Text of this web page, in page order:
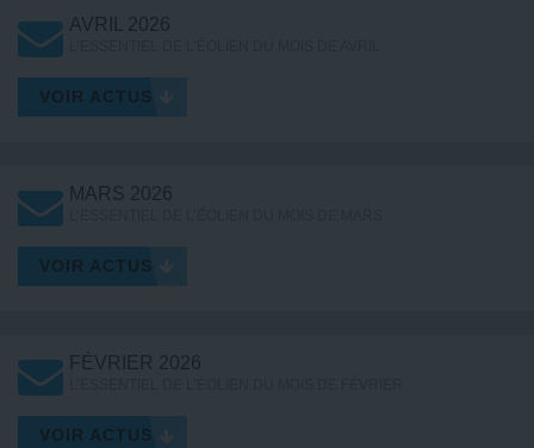
AVRIL 2026
VOIR ACTUS
MARS 2026
VOIR ACTUS
FÉVRIER 2026
VOIR ACTUS